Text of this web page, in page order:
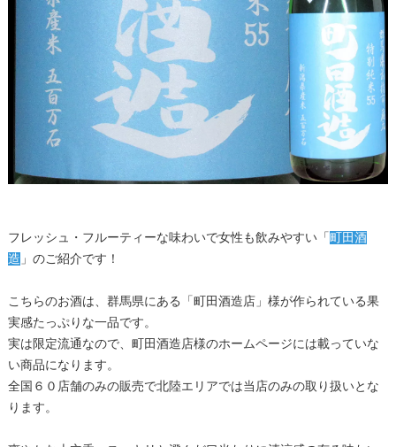
フレッシュ・フルーティーな味わいで女性も飲みやすい「 町田酒
造 」のご紹介です！
こちらのお酒は、群馬県にある「町田酒造店」様が作られている果
実感たっぷりな一品です。
実は限定流通なので、町田酒造店様のホームページには載っていな
い商品になります。
全国６０店舗のみの販売で北陸エリアでは当店のみの取り扱いとな
ります。